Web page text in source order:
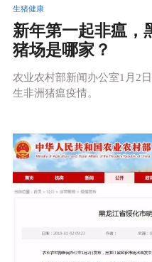
生猪健康
新年第一起非瘟，
猪场是哪家？
农业农村部新闻办公室1月2
生非洲猪瘟疫情。